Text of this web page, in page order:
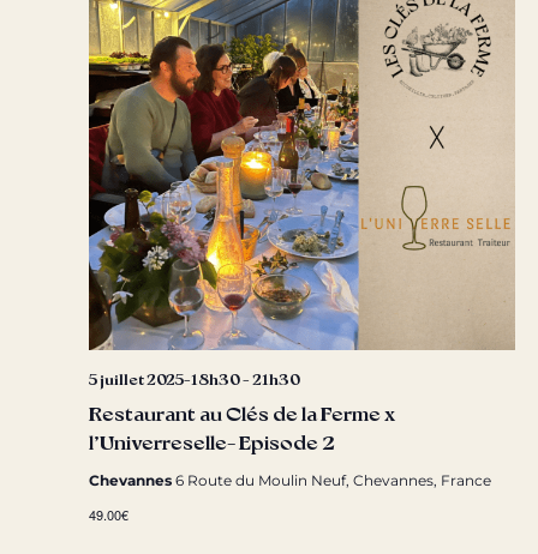
Restaurant au Clés de la Ferme x
l’Univerreselle- Episode 2
5 juillet 2025-18h30- 21h30
Chevannes 6 Route du Moulin Neuf, Chevannes, France
49.00€